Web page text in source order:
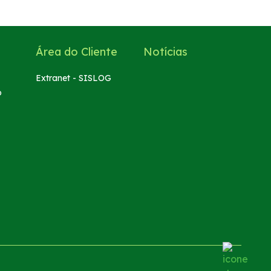
Área do Cliente
Extranet - SISLOG
Notícias